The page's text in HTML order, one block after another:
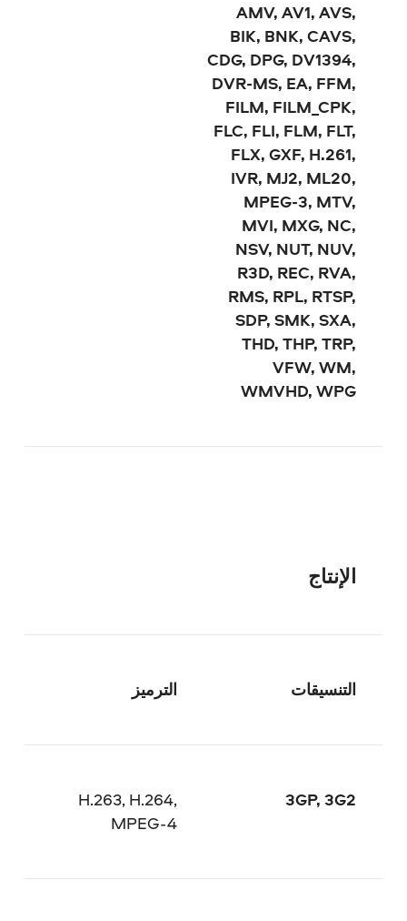
AMV, AV1, AVS,
BIK, BNK, CAVS,
CDG, DPG, DV1394,
DVR-MS, EA, FFM,
FILM, FILM_CPK,
FLC, FLI, FLM, FLT,
FLX, GXF, H.261,
IVR, MJ2, ML20,
MPEG-3, MTV,
MVI, MXG, NC,
NSV, NUT, NUV,
R3D, REC, RVA,
RMS, RPL, RTSP,
SDP, SMK, SXA,
THD, THP, TRP,
VFW, WM,
WMVHD, WPG
الإنتاج
التنسيقات الترميز
3GP, 3G2
H.263, H.264,
MPEG-4